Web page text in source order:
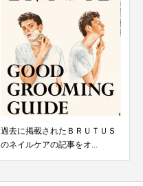
過去に掲載されたＢＲＵＴＵＳ
のネイルケアの記事をオ...